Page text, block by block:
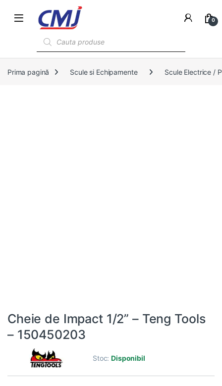
0
Prima pagină Scule si Echipamente Scule Electrice /
Cheie de Impact 1/2” – Teng Tools
– 150450203
Stoc:Disponibil